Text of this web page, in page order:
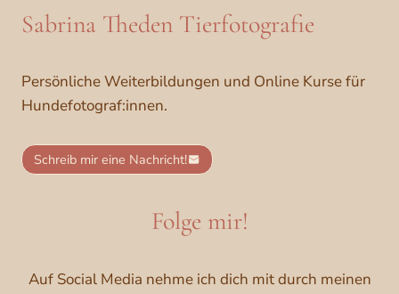
Sabrina Theden Tierfotografie
Persönliche Weiterbildungen und Online Kurse für
Hundefotograf:innen.
Schreib mir eine Nachricht!
Folge mir!
Auf Social Media nehme ich dich mit durch meinen